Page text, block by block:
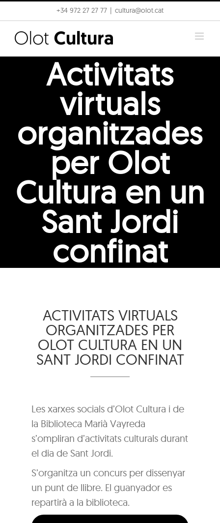
to
content
+34 972 27 27 77 cultura@olot.cat
Activitats
virtuals
organitzades
per Olot
Cultura en un
Sant Jordi
confinat
ACTIVITATS VIRTUALS
ORGANITZADES PER
OLOT CULTURA EN UN
SANT JORDI CONFINAT
Les xarxes socials d’Olot Cultura i de
la Biblioteca Marià Vayreda
s’ompliran d’activitats culturals durant
el dia de Sant Jordi.
S’organitza un concurs per dissenyar
un punt de llibre. El guanyador es
repartirà a la biblioteca.